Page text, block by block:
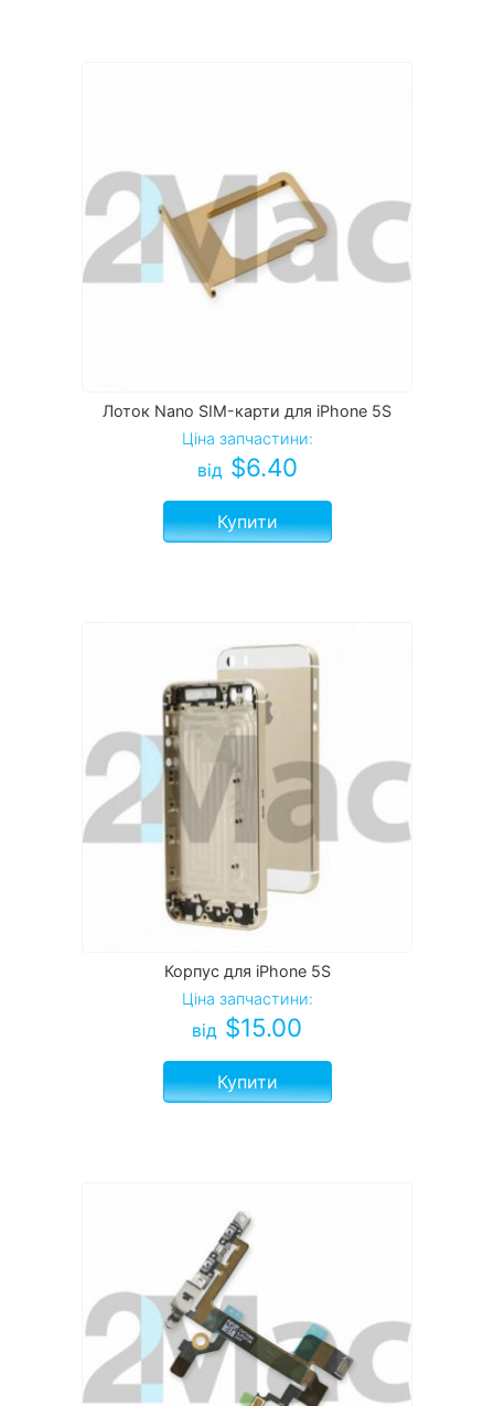
Лоток Nano SIM-карти для iPhone 5S
Ціна запчастини:
від $6.40
Купити
Корпус для iPhone 5S
Ціна запчастини:
від $15.00
Купити